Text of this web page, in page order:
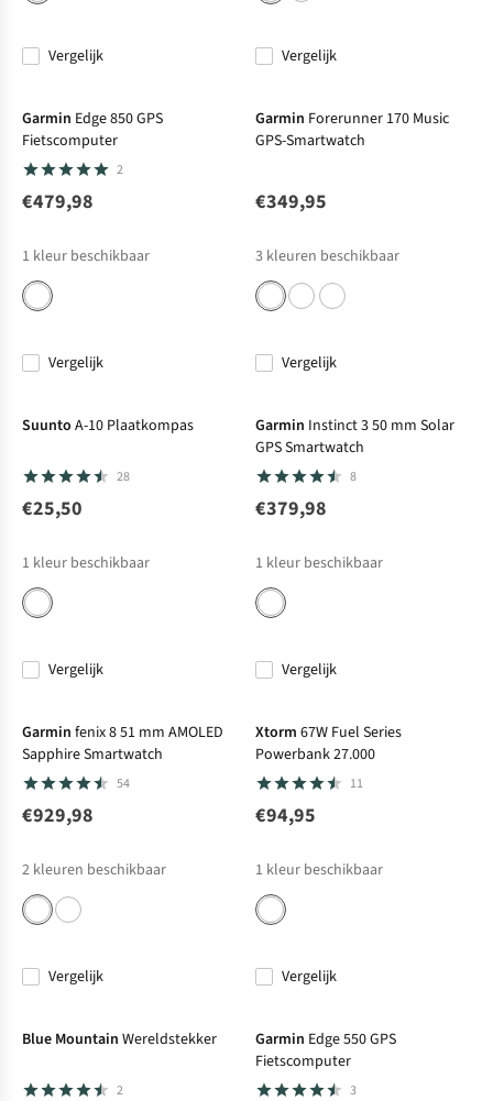
Vergelijk Vergelijk
Garmin Edge 850 GPS
Fietscomputer
2
€479,98
1 kleur beschikbaar
Vergelijk
Garmin Forerunner 170 Music
GPS-Smartwatch
€349,95
3 kleuren beschikbaar
Vergelijk
Suunto A-10 Plaatkompas
28
€25,50
1 kleur beschikbaar
Vergelijk
Garmin Instinct 3 50 mm Solar
GPS Smartwatch
8
€379,98
1 kleur beschikbaar
Vergelijk
Garmin fenix 8 51 mm AMOLED
Sapphire Smartwatch
54
€929,98
2 kleuren beschikbaar
Vergelijk
Xtorm 67W Fuel Series
Powerbank 27.000
11
€94,95
1 kleur beschikbaar
Vergelijk
Blue Mountain Wereldstekker
2
Garmin Edge 550 GPS
Fietscomputer
3